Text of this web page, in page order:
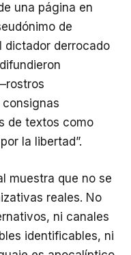
una página en
de
dictador derrocado
de textos como
la libertad”.
muestra que no se
reales. No
ni canales
identificables, ni